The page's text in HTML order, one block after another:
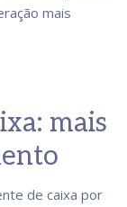
mais
mais
de caixa por